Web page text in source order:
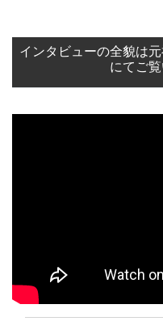
インタビューの全貌は
にてご覧